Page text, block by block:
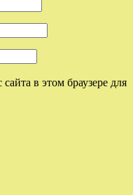
в этом браузере для